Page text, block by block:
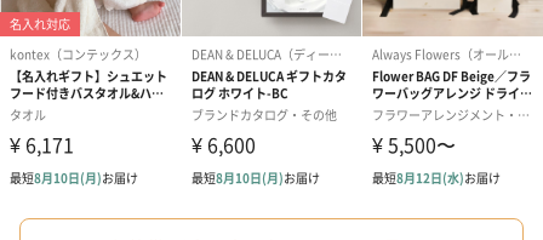
ハンドクリーム3本セッ
ト【ありがとう】
（1,100円）
シャワージェル＆ハン
ドクリーム（ピンクグ
レープフルーツ）
（2,145円）
シャワージェ
ドクリーム（
ッシュローズ
円）